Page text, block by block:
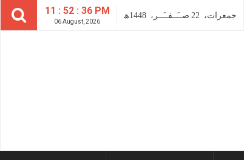
11 : 52 : 37 PM
06 August, 2026
جمعرات، 22 صــَــفــَــر، 1448ھ